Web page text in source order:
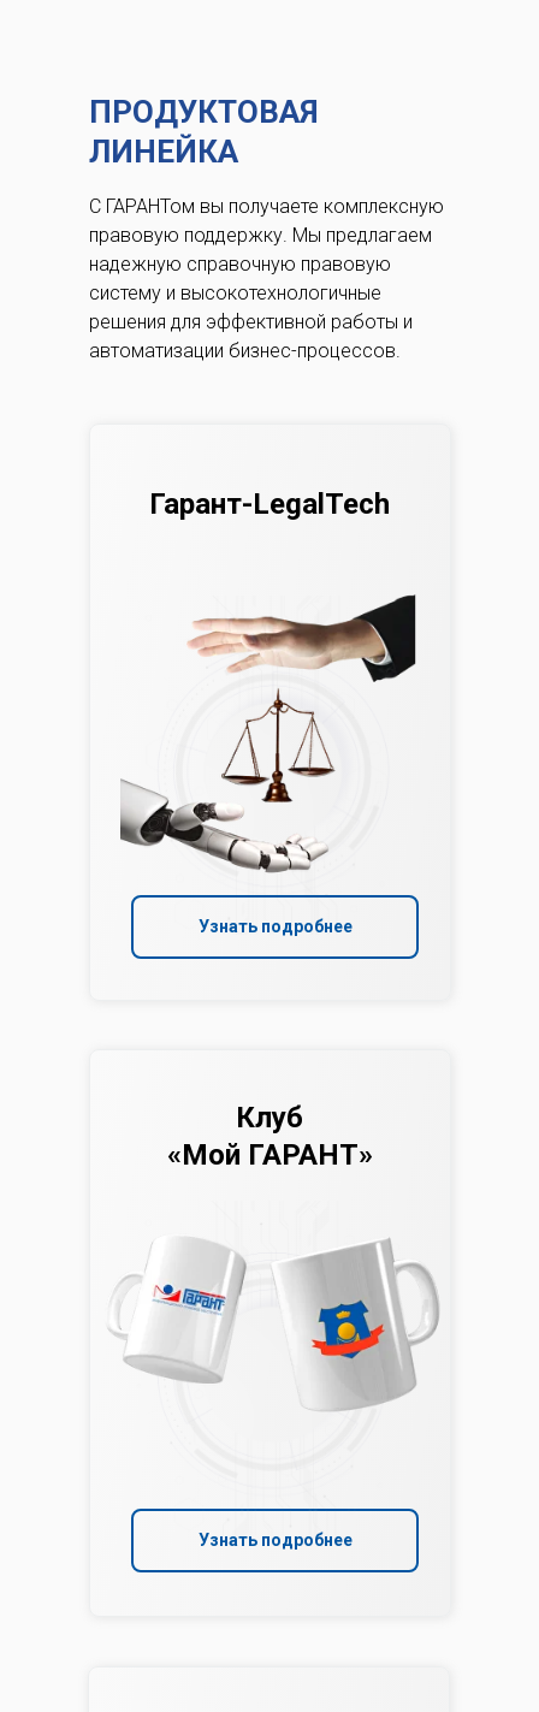
ПРОДУКТОВАЯ
ЛИНЕЙКА
С ГАРАНТом вы получаете комплексную
правовую поддержку. Мы предлагаем
надежную справочную правовую
систему и высокотехнологичные
решения для эффективной работы и
автоматизации бизнес-процессов.
Узнать подробнее
Клуб
«Мой ГАРАНТ»
Узнать подробнее
Гарант-LegalTech